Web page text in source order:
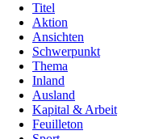
Titel
Aktion
Ansichten
Schwerpunkt
Thema
Inland
Ausland
Kapital & Arbeit
Feuilleton